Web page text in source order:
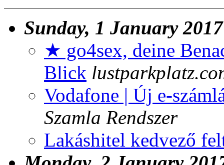
Sunday, 1 January 2017
★ go4sex, deine
Blick
Vodafone | Új e-
Szamla Rendszer
Lakáshitel kedvező